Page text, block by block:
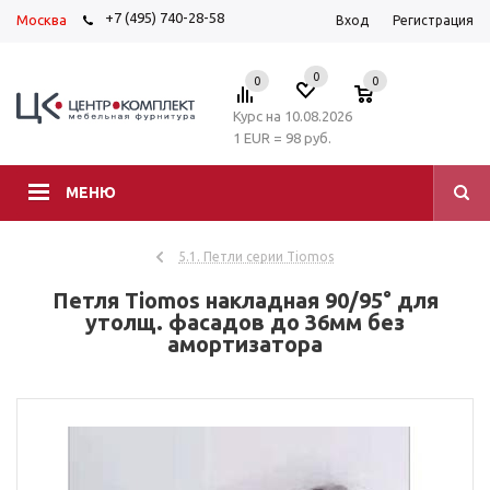
Москва +7 (495) 740-28-58 Вход Регистрация
МЕНЮ
0 0 0
Курс на 10.08.2026
1 EUR = 98 руб.
5.1. Петли серии Tiomos
Петля Tiomos накладная 90/95° для
утолщ. фасадов до 36мм без
амортизатора